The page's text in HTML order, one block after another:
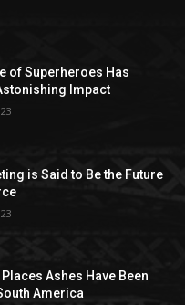
of Superheroes Has
Impact
is Said to Be the Future
Ashes Have Been
America